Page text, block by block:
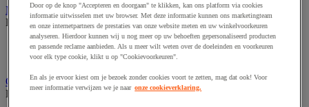
Medische hulpmiddelen en oefentherapie
Bekijk de hele productgroep
Elektrostimulatie en echografie
Revalidatie
Opvangbak en opvangmaterieel
Bekijk de hele productgroep
Door op de knop "Accepteren en doorgaan" te klikken, kan ons platform via cookies
informatie uitwisselen met uw browser. Met deze informatie kunnen ons marketingteam
en onze internetpartners de prestaties van onze website meten en uw winkelvoorkeuren
analyseren. Hierdoor kunnen wij u nog meer op uw behoeften gepersonaliseerd producten
en passende reclame aanbieden. Als u meer wilt weten over de doeleinden en voorkeuren
voor elk type cookie, klikt u op "Cookievoorkeuren".
En als je ervoor kiest om je bezoek zonder cookies voort te zetten, mag dat ook! Voor
meer informatie verwijzen we je naar onze cookieverklaring.